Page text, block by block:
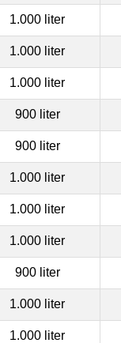
1.000 liter
1.000 liter
1.000 liter
900 liter
900 liter
1.000 liter
1.000 liter
1.000 liter
900 liter
1.000 liter
1.000 liter